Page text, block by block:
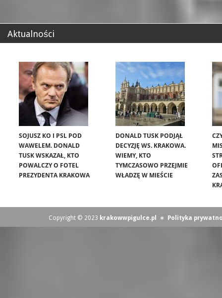
Aktualności
SOJUSZ KO I PSL POD
WAWELEM. DONALD
TUSK WSKAZAŁ, KTO
POWALCZY O FOTEL
PREZYDENTA KRAKOWA
DONALD TUSK PODJĄŁ
DECYZJĘ WS. KRAKOWA.
WIEMY, KTO
TYMCZASOWO PRZEJMIE
WŁADZĘ W MIEŚCIE
Copyright © 2023 krakowwpigulce.pl ∗ Polityka